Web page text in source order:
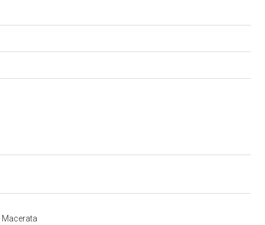
Macerata